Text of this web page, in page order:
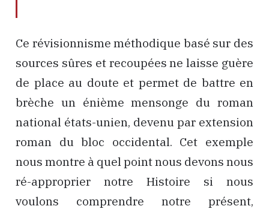
Ce révisionnisme méthodique basé sur des
sources sûres et recoupées ne laisse guère
de place au doute et permet de battre en
brèche un énième mensonge du roman
national états-unien, devenu par extension
roman du bloc occidental. Cet exemple
nous montre à quel point nous devons nous
ré-approprier notre Histoire si nous
voulons comprendre notre présent,